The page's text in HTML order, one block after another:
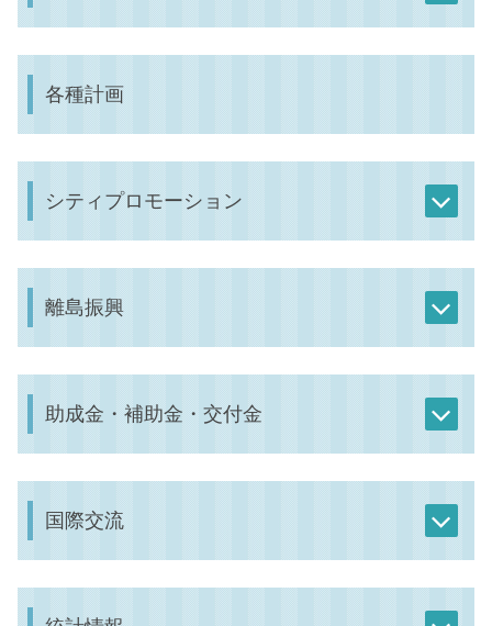
各種計画
シティプロモーション
離島振興
助成金・補助金・交付金
国際交流